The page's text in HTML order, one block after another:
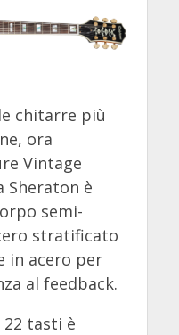
chitarre più
ora
Vintage
Sheraton è
semi-
stratificato
in acero per
al feedback.
22 tasti è